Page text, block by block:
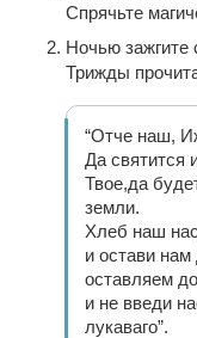
Спрячьте
Ночью зажгите
Трижды
“Отче наш,
Да святится
Твое,да
земли.
Хлеб наш
и остави
оставляем
и не введи
лукаваго”.